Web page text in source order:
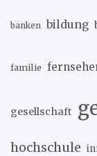
banken bildung
familie
gesellschaft
hochschule